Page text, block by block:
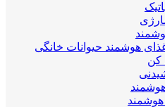
هوشمند حیوانات خانگی
کن